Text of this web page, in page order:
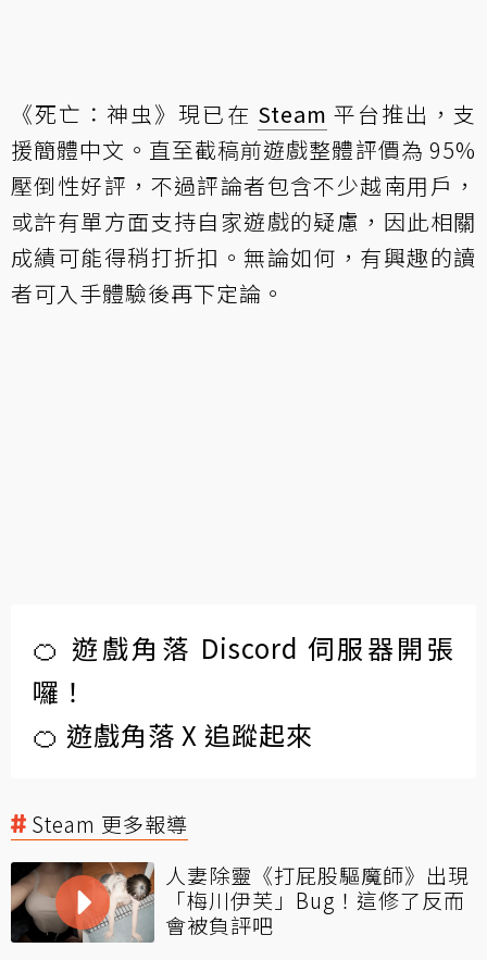
《死亡：神虫》現已在 Steam 平台推出，支
援簡體中文。直至截稿前遊戲整體評價為 95%
壓倒性好評，不過評論者包含不少越南用戶，
或許有單方面支持自家遊戲的疑慮，因此相關
成績可能得稍打折扣。無論如何，有興趣的讀
者可入手體驗後再下定論。
🍊 遊戲角落 Discord 伺服器開張
囉！
🍊 遊戲角落 X 追蹤起來
Steam 更多報導
人妻除靈《打屁股驅魔師》出現
「梅川伊芙」Bug！這修了反而
會被負評吧